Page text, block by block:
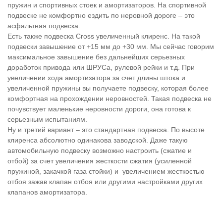
пружин и спортивных стоек и амортизаторов. На спортивной
подвеске не комфортно ездить по неровной дороге – это
асфальтная подвеска.
Есть также подвеска Cross увеличенный клиренс. На такой
подвески завышение от +15 мм до +30 мм. Мы сейчас говорим
максимальное завышение без дальнейших серьезных
доработок привода или ШРУСа, рулевой рейки и т.д. При
увеличении хода амортизатора за счет длины штока и
увеличенной пружины вы получаете подвеску, которая более
комфортная на прохождении неровностей. Такая подвеска не
почувствует маленькие неровности дороги, она готова к
серьезным испытаниям.
Ну и третий вариант – это стандартная подвеска. По высоте
клиренса абсолютно одинакова заводской. Даже такую
автомобильную подвеску возможно настроить (сжатие и
отбой) за счет увеличения жесткости сжатия (усиленной
пружиной, закачкой газа стойки) и увеличением жесткостью
отбоя зажав клапан отбоя или другими настройками других
клапанов амортизатора.